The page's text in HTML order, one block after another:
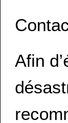
Afin